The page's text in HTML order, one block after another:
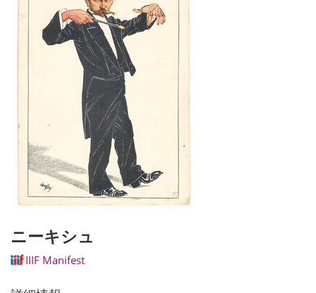
ニーキシュ
IIIF Manifest